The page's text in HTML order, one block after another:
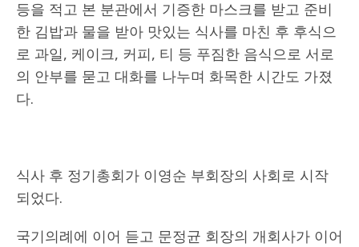
등을 적고 본 분관에서 기증한 마스크를 받고 준비
한 김밥과 물을 받아 맛있는 식사를 마친 후 후식으
로 과일, 케이크, 커피, 티 등 푸짐한 음식으로 서로
의 안부를 묻고 대화를 나누며 화목한 시간도 가졌
다.
식사 후 정기총회가 이영순 부회장의 사회로 시작
되었다.
국기의례에 이어 듣고 문정균 회장의 개회사가 이어